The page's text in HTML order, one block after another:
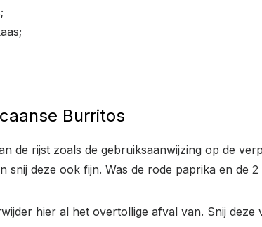
Burritos
de rijst zoals de gebruiksaanwijzing op de
snij deze ook fijn. Was de rode paprika en de
hier al het overtollige afval van. Snij deze